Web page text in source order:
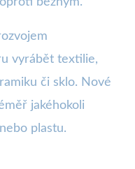
vyrábět textilie,
či sklo. Nové
jakéhokoli
plastu.